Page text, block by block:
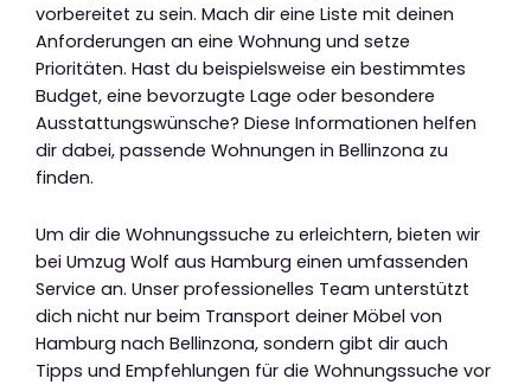
vorbereitet zu sein. Mach dir eine Liste mit deinen
Anforderungen an eine Wohnung und setze
Prioritäten. Hast du beispielsweise ein bestimmtes
Budget, eine bevorzugte Lage oder besondere
Ausstattungswünsche? Diese Informationen helfen
dir dabei, passende Wohnungen in Bellinzona zu
finden.
Um dir die Wohnungssuche zu erleichtern, bieten wir
bei Umzug Wolf aus Hamburg einen umfassenden
Service an. Unser professionelles Team unterstützt
dich nicht nur beim Transport deiner Möbel von
Hamburg nach Bellinzona, sondern gibt dir auch
Tipps und Empfehlungen für die Wohnungssuche vor